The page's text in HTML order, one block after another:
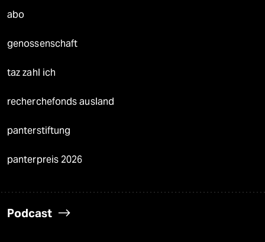
abo
genossenschaft
taz zahl ich
recherchefonds ausland
panterstiftung
panterpreis 2026
Podcast